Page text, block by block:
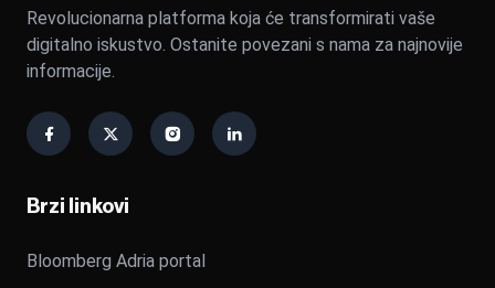
Revolucionarna platforma koja će transformirati vaše
digitalno iskustvo. Ostanite povezani s nama za najnovije
informacije.
Brzi linkovi
Bloomberg Adria portal